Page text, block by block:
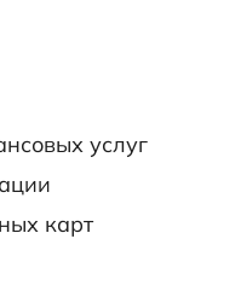
услуг
карт